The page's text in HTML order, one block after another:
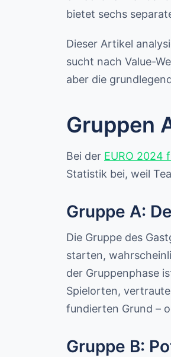
bietet sechs
Dieser Artikel
sucht nach Value-
aber die
Gruppen
Bei der EURO 2024
Statistik bei, weil
Gruppe A:
Die Gruppe des
starten,
der Gruppenphase
Spielorten,
fundierten Grund –
Gruppe B: